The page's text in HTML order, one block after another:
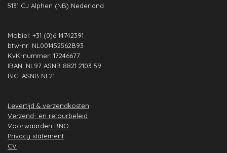
m
5131 CJ Alphen (NB) Nederland
Mobiel: +31 (0)6 14742391
btw-nr: NL001452562B93
KvK-nummer: 17246677
IBAN: NL97 ASNB 8821 2103 59
BIC: ASNB NL21
Levertijd & verzendkosten
Verzend- en retourbeleid
Voorwaarden BNO
Privacy statement
CV